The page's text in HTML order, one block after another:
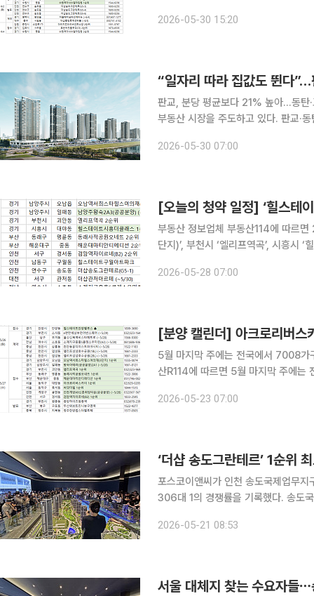
여수시 ‘여수의봄더퍼스트(민간임대)’
2026-05-30 15:20
“일자리 따라 집값도 뛴다”…
판교, 분당 평균보다 21% 높아…동탄·고덕도 지역 시세
부동산 시장을 주도하고 있다. 판교·
2026-05-30 07:00
[오늘의 청약 일정] ‘힐스테
부동산 정보업체 부동산114에 따르
단지)’, 부천시 ‘엘리프역곡’, 시흥시 ‘
구 ‘힐스테이트구월아트파크’, 연수구
2026-05-28 07:00
[분양 캘린더] 아크로리버
5월 마지막 주에는 전국에서 7008가구가 분양에 나선다. ◇청
산R114에 따르면 5월 마지막 주에
동작구 ‘아크로리버스카이’, ‘써밋더힐
2026-05-23 07:00
‘더샵 송도그란테르’ 1순위
포스코이앤씨가 인천 송도국제업무지
306대 1의 경쟁률을 기록했다. 송도
홈에 따르면 전날 진행된 ‘더샵 송도
2026-05-21 08:53
서울 대체지 찾는 수요자들⋯